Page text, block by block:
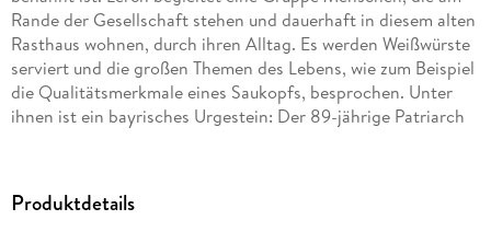
Rande der Gesellschaft stehen und dauerhaft in diesem alten
Rasthaus wohnen, durch ihren Alltag. Es werden Weißwürste
serviert und die großen Themen des Lebens, wie zum Beispiel
die Qualitätsmerkmale eines Saukopfs, besprochen. Unter
ihnen ist ein bayrisches Urgestein: Der 89-jährige Patriarch
und das bekommt seine Umwelt natürlich auch zu spüren. Die
Produktdetails